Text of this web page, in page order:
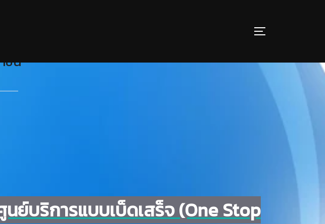
ชน
ย์บริการแบบเบ็ดเสร็จ (One Stop